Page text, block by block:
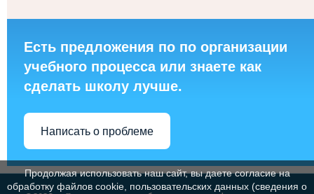
Есть предложения по по организации
учебного процесса или знаете как
сделать школу лучше.
Написать о проблеме
Продолжая использовать наш сайт, вы даете согласие на
обработку файлов cookie, пользовательских данных (сведения о